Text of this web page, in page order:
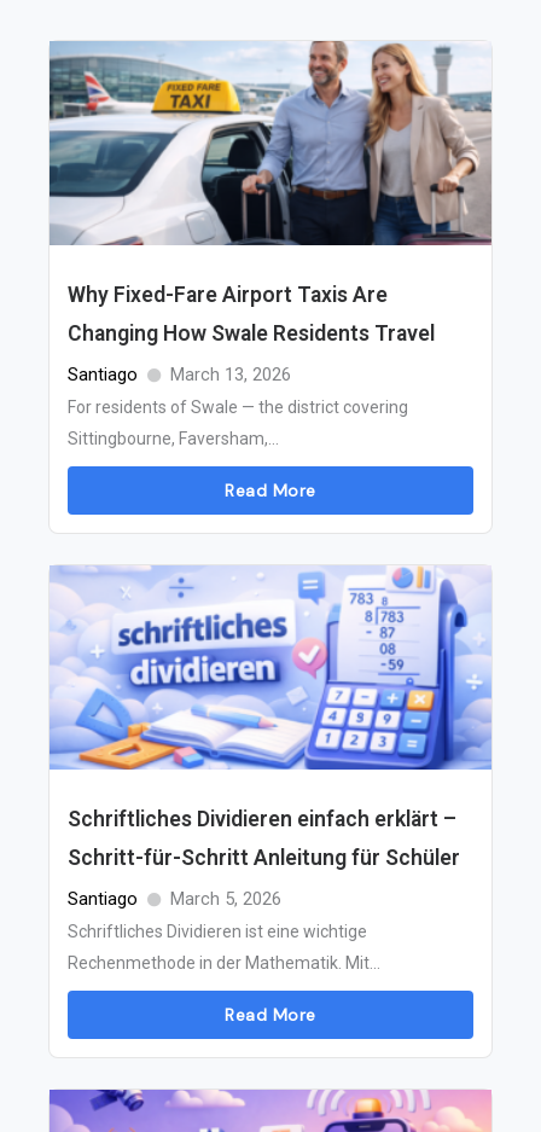
Why Fixed-Fare Airport Taxis Are
Changing How Swale Residents Travel
Santiago March 13, 2026
For residents of Swale — the district covering
Sittingbourne, Faversham,...
Read More
Schriftliches Dividieren einfach erklärt –
Schritt-für-Schritt Anleitung für Schüler
Santiago March 5, 2026
Schriftliches Dividieren ist eine wichtige
Rechenmethode in der Mathematik. Mit...
Read More